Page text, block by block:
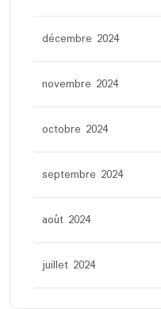
décembre 2024
novembre 2024
octobre 2024
septembre 2024
août 2024
juillet 2024